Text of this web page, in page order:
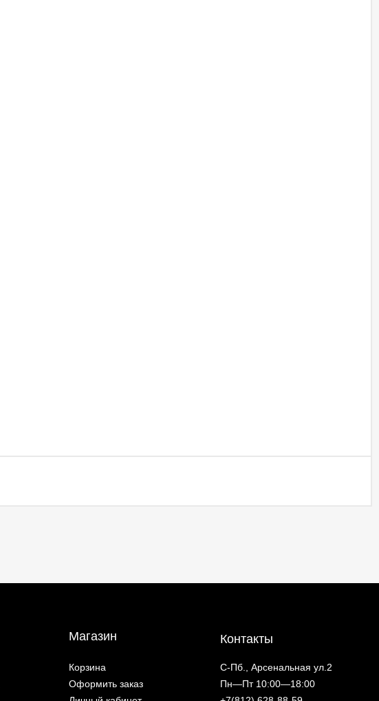
Магазин
Корзина
Оформить заказ
Контакты
С-Пб., Арсенальная ул.2
Пн—Пт 10:00—18:00